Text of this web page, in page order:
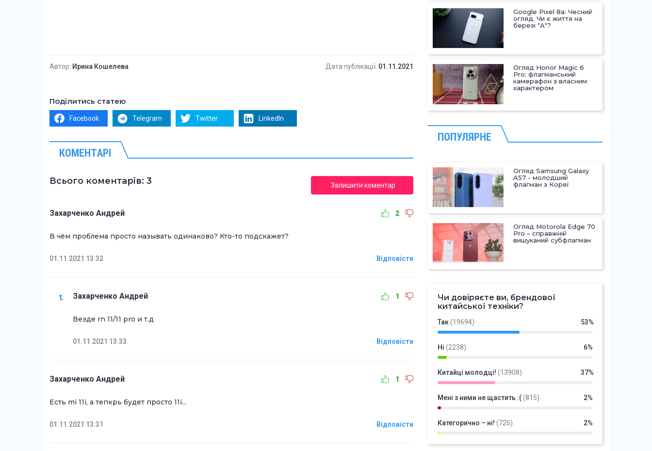
Автор: Ирина Кошелева Дата публікації: 01.11.2021
Поділитись статею
Facebook Telegram Twitter LinkedIn
КОМЕНТАРІ
Всього коментарів: 3 Залишити коментар
Захарченко Андрей 2
В чём проблема просто называть одинаково? Кто-то подскажет?
01.11.2021 13:32 Відповісти
Захарченко Андрей 1
Везде rn 11/11 pro и т.д
01.11.2021 13:33 Відповісти
Захарченко Андрей 1
Есть mi 11i, а тепкрь будет просто 11і...
01.11.2021 13:31 Відповісти
Google Pixel 8a: Чесний
огляд. Чи є життя на
березі "А"?
Огляд Honor Magic 6
Pro: флагманський
камерафон з власним
характером
ПОПУЛЯРНЕ
Огляд Samsung Galaxy
A57 - молодший
флагман з Кореї
Огляд Motorola Edge 70
Pro – справжній
вишуканий субфлагман
Чи довіряєте ви, брендової
китайської техніки?
Так(19694) 53%
Ні (2238) 6%
Китайці молодці! (13908) 37%
Мені з ними не щастить :((815) 2%
Категорично – ні! (725) 2%